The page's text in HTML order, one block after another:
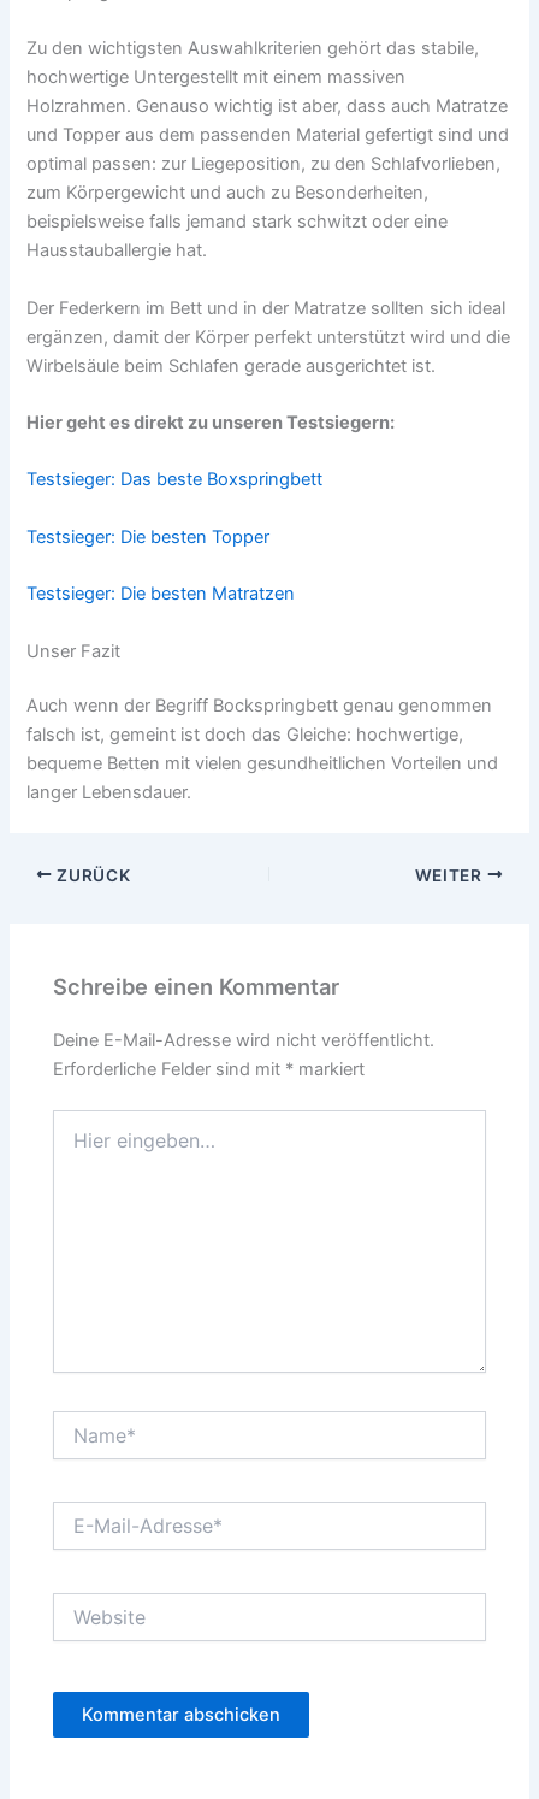
Zu den wichtigsten Auswahlkriterien gehört das stabile,
hochwertige Untergestellt mit einem massiven
Holzrahmen. Genauso wichtig ist aber, dass auch Matratze
und Topper aus dem passenden Material gefertigt sind und
optimal passen: zur Liegeposition, zu den Schlafvorlieben,
zum Körpergewicht und auch zu Besonderheiten,
beispielsweise falls jemand stark schwitzt oder eine
Hausstauballergie hat.
Der Federkern im Bett und in der Matratze sollten sich ideal
ergänzen, damit der Körper perfekt unterstützt wird und die
Wirbelsäule beim Schlafen gerade ausgerichtet ist.
Hier geht es direkt zu unseren Testsiegern:
Testsieger: Das beste Boxspringbett
Testsieger: Die besten Topper
Testsieger: Die besten Matratzen
Unser Fazit
Auch wenn der Begriff Bockspringbett genau genommen
falsch ist, gemeint ist doch das Gleiche: hochwertige,
bequeme Betten mit vielen gesundheitlichen Vorteilen und
langer Lebensdauer.
ZURÜCK WEITER
Schreibe einen Kommentar
Deine E-Mail-Adresse wird nicht veröffentlicht.
Erforderliche Felder sind mit * markiert
eingeben…
Mail-